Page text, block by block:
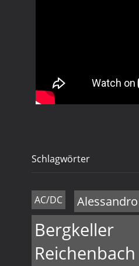
Schlagwörter
AC/DC
Bergkeller
Reichenbach